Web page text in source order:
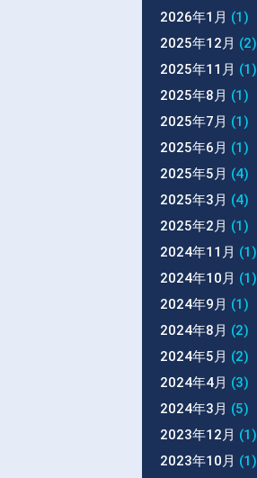
2026年1月 (1)
2025年12月 (2)
2025年11月 (1)
2025年8月 (1)
2025年7月 (1)
2025年6月 (1)
2025年5月 (4)
2025年3月 (4)
2025年2月 (1)
2024年11月 (1)
2024年10月 (1)
2024年9月 (1)
2024年8月 (2)
2024年5月 (2)
2024年4月 (3)
2024年3月 (5)
2023年12月 (1)
2023年10月 (1)